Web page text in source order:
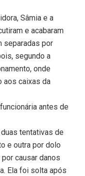
Sâmia e a
e acabaram
separadas por
segundo a
onde
aos caixas da
antes de
tentativas de
e outra por dolo
causar danos
Ela foi solta após